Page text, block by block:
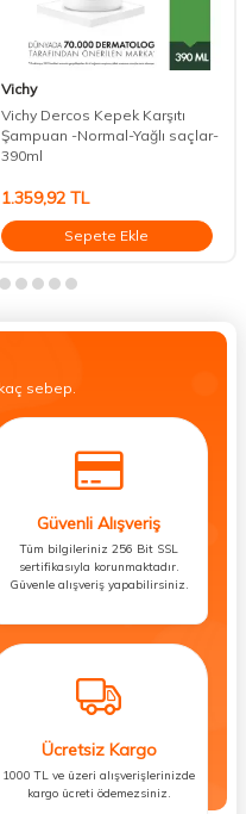
Vichy
Vichy Dercos Kepek Karşıtı
Şampuan -Normal-Yağlı saçlar-
390ml
1.359,92TL
Sepete Ekle
sebep.
Güvenli Alışveriş
Tüm bilgileriniz 256 Bit SSL
sertifikasıyla korunmaktadır.
Güvenle alışveriş yapabilirsiniz.
Ücretsiz Kargo
1000 TL ve üzeri alışverişlerinizde
kargo ücreti ödemezsiniz.